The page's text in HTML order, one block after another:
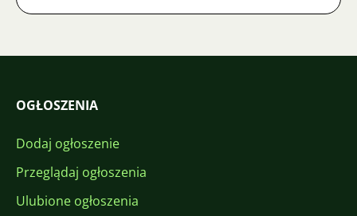
OGŁOSZENIA
Dodaj ogłoszenie
Przeglądaj ogłoszenia
Ulubione ogłoszenia